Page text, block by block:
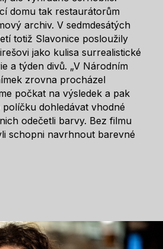
domu tak restaurátorům
archiv. V sedmdesátých
totiž Slavonice posloužily
jako kulisa surrealistické
a týden divů. „V Národním
zrovna procházel
počkat na výsledek a pak
dohledávat vhodné
odečetli barvy. Bez filmu
schopni navrhnout barevné